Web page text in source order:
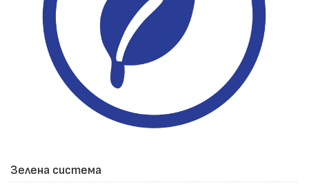
Зелена система